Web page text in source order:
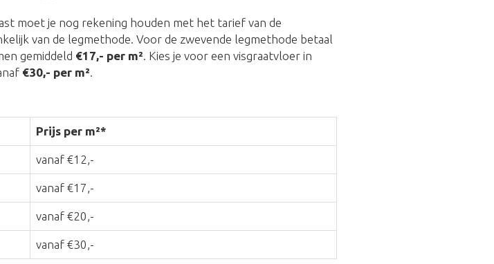
moet je nog rekening houden met het tarief van de
van de legmethode. Voor de zwevende legmethode betaal
gemiddeld €17,- per m². Kies je voor een visgraatvloer in
€30,- per m².
Prijs per m²*
vanaf €12,-
vanaf €17,-
vanaf €20,-
vanaf €30,-